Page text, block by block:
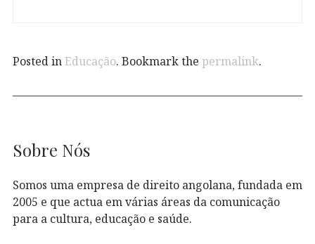
Posted inEducação. Bookmark the permalink.
Sobre Nós
Somos uma empresa de direito angolana, fundada em
2005 e que actua em várias áreas da comunicação
para a cultura, educação e saúde.